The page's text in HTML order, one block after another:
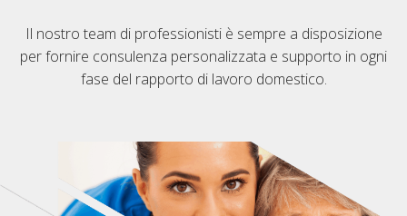
Il nostro team di professionisti è sempre a disposizione
per fornire consulenza personalizzata e supporto in ogni
fase del rapporto di lavoro domestico.